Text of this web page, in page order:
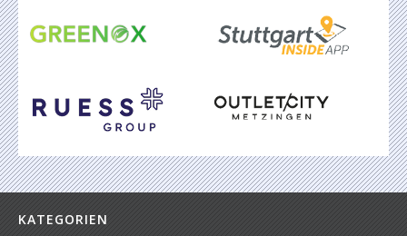
KATEGORIEN